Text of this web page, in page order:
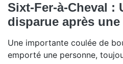
Sixt-Fer-à-Cheval :
disparue après
Une importante coulée de
emporté une personne,